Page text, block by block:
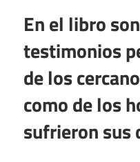
En el libro
testimonios
de los
como de los
sufrieron sus